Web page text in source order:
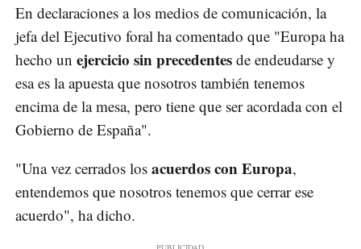
En declaraciones a los medios de comunicación, la
jefa del Ejecutivo foral ha comentado que "Europa ha
hecho un ejercicio sin precedentes de endeudarse y
esa es la apuesta que nosotros también tenemos
encima de la mesa, pero tiene que ser acordada con el
Gobierno de España".
"Una vez cerrados los acuerdos con Europa,
entendemos que nosotros tenemos que cerrar ese
acuerdo", ha dicho.